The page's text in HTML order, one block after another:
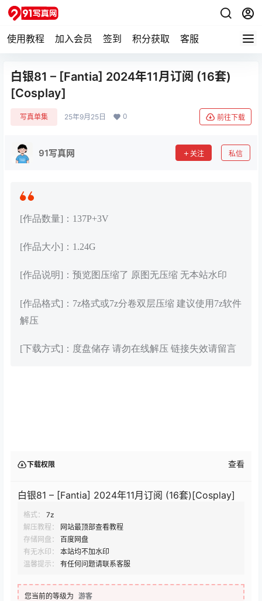
使用教程 加入会员 签到 积分获取 客服
白银81 – [Fantia] 2024年11月订阅 (16套)
[Cosplay]
写真单集 25年9月25日 0 前往下载
91写真网 关注 私信
[作品数量]：137P+3V
[作品大小]：1.24G
[作品说明]：预览图压缩了 原图无压缩 无本站水印
[作品格式]：7z格式或7z分卷双层压缩 建议使用7z软件
解压
[下载方式]：度盘储存 请勿在线解压 链接失效请留言
下载权限 查看
白银81 – [Fantia] 2024年11月订阅 (16套)[Cosplay]
格式：
7z
解压教程：
网站最顶部查看教程
存储网盘：
百度网盘
有无水印：
本站均不加水印
温馨提示：
有任何问题请联系客服
您当前的等级为 游客